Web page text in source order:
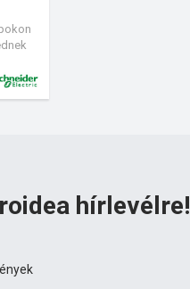
hírlevélre!